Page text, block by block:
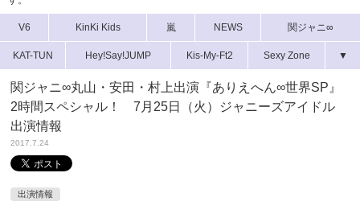
V6 KinKi Kids 嵐 NEWS 関ジャニ∞
KAT-TUN Hey!Say!JUMP Kis-My-Ft2 Sexy Zone ▼
関ジャニ∞丸山・安田・村上出演『ありえへん∞世界SP』
2時間スペシャル！ 7月25日（火）ジャニーズアイドル
出演情報
2017.7.24
出演情報